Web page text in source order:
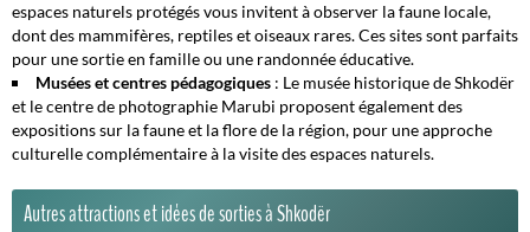
espaces naturels protégés vous invitent à observer la faune locale,
dont des mammifères, reptiles et oiseaux rares. Ces sites sont parfaits
pour une sortie en famille ou une randonnée éducative.
Musées et centres pédagogiques : Le musée historique de Shkodër
et le centre de photographie Marubi proposent également des
expositions sur la faune et la flore de la région, pour une approche
culturelle complémentaire à la visite des espaces naturels.
Autres attractions et idées de sorties à Shkodër